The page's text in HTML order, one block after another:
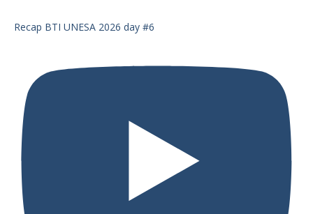
Recap BTI UNESA 2026 day #6